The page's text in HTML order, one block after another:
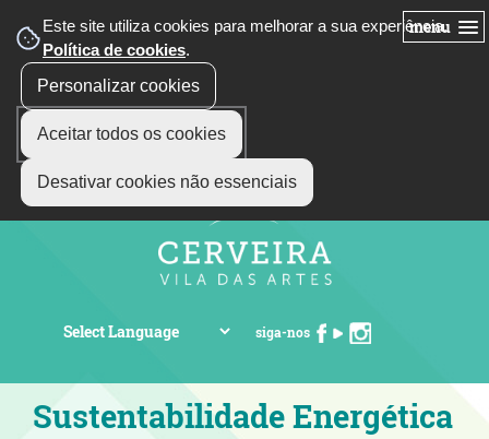
Este site utiliza cookies para melhorar a sua experiência.
Política de cookies.
Personalizar cookies
Aceitar todos os cookies
Desativar cookies não essenciais
menu
siga-nos
Sustentabilidade Energética